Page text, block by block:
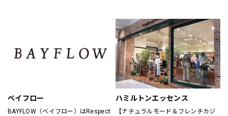
「新しい価値観へのドア」を開く案
内役として、日々の暮らしの中で大
切なものを一緒に見つけていきたい
と考えています。
あなたらしいスタイル、あなたにと
ってのベーシックを、DOORSへ探し
にきてください。
ベイフロー
BAYFLOW（ベイフロー）はRespect
ハミルトンエッセンス
【ナチュラルモード＆フレンチカジ